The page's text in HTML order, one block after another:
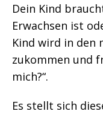
Dein Kind
Erwachsen ist
Kind wird in den
zukommen und
mich?“.
Es stellt sich